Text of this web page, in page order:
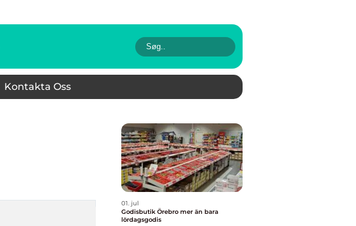
Kontakta Oss
01. jul
Godisbutik Örebro mer än bara
lördagsgodis